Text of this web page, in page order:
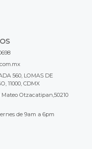
560, LOMAS DE
11000, CDMX
Otzacatipan,50210
de 9am a 6pm